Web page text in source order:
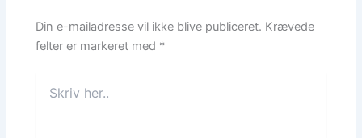
Din e-mailadresse vil ikke blive publiceret. Krævede
felter er markeret med *
her..